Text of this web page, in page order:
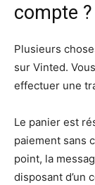
compte ?
Plusieurs
sur Vinted.
effectuer une
Le panier est
paiement sans
point, la
disposant d’un